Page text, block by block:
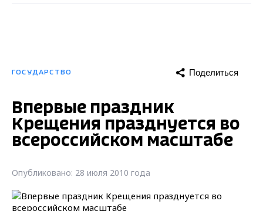
ГОСУДАРСТВО Поделиться
Впервые праздник
Крещения празднуется во
всероссийском масштабе
Опубликовано: 28 июля 2010 года